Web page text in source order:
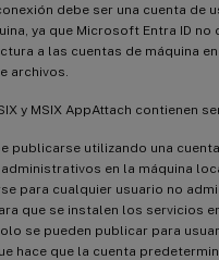
debe ser una cuenta de
ya que Microsoft Entra ID no
a las cuentas de máquina
archivos.
y MSIX AppAttach contienen
publicarse utilizando una
en la máquina
para cualquier usuario no
que se instalen los servicios
se pueden publicar para
hace que la cuenta